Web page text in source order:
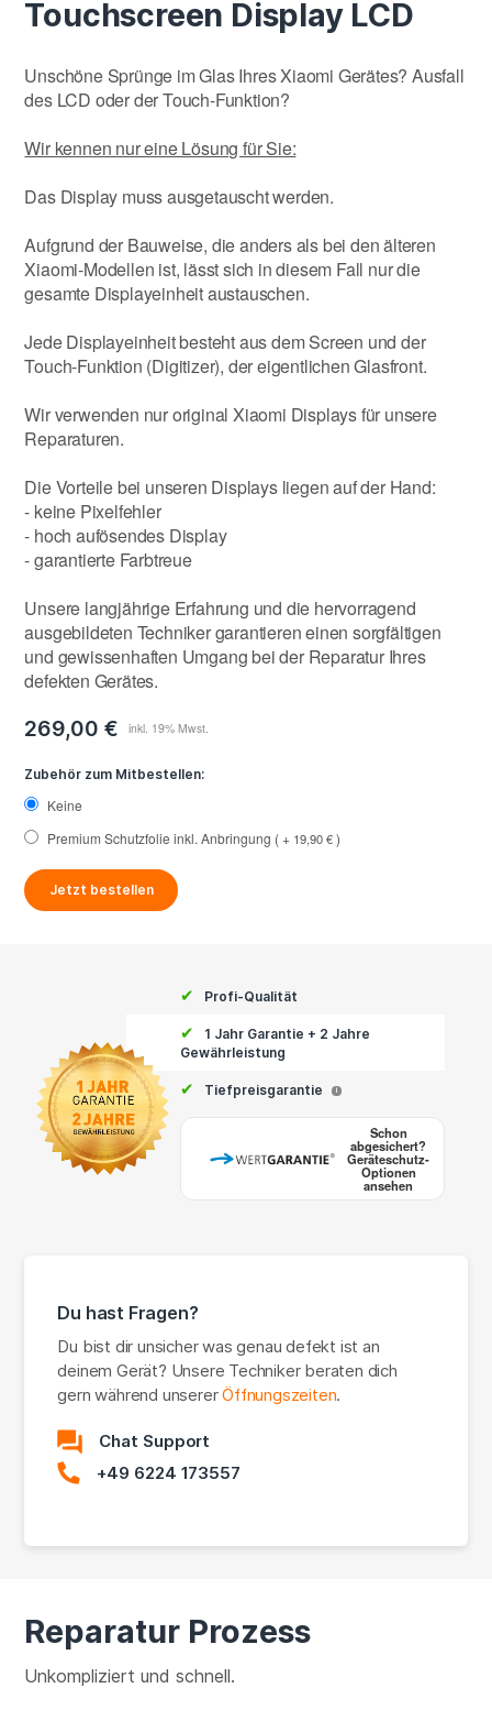
Touchscreen Display LCD
Unschöne Sprünge im Glas Ihres Xiaomi Gerätes? Ausfall
des LCD oder der Touch-Funktion?
Wir kennen nur eine Lösung für Sie:
Das Display muss ausgetauscht werden.
Aufgrund der Bauweise, die anders als bei den älteren
Xiaomi-Modellen ist, lässt sich in diesem Fall nur die
gesamte Displayeinheit austauschen.
Jede Displayeinheit besteht aus dem Screen und der
Touch-Funktion (Digitizer), der eigentlichen Glasfront.
Wir verwenden nur original Xiaomi Displays für unsere
Reparaturen.
Die Vorteile bei unseren Displays liegen auf der Hand:
- keine Pixelfehler
- hoch aufösendes Display
- garantierte Farbtreue
Unsere langjährige Erfahrung und die hervorragend
ausgebildeten Techniker garantieren einen sorgfältigen
und gewissenhaften Umgang bei der Reparatur Ihres
defekten Gerätes.
269,00 €
Zubehör zum Mitbestellen:
Keine
Premium Schutzfolie inkl. Anbringung
+ 19,90 €
Jetzt bestellen
✔ Profi-Qualität
✔
1 Jahr Garantie + 2 Jahre
Gewährleistung
✔ Tiefpreisgarantie i
Schon
abgesichert?
Geräteschutz-
Optionen
ansehen
Du hast Fragen?
Du bist dir unsicher was genau defekt ist an
deinem Gerät? Unsere Techniker beraten dich
gern während unsererÖffnungszeiten.
Chat Support
+49 6224 173557
Reparatur Prozess
Unkompliziert und schnell.